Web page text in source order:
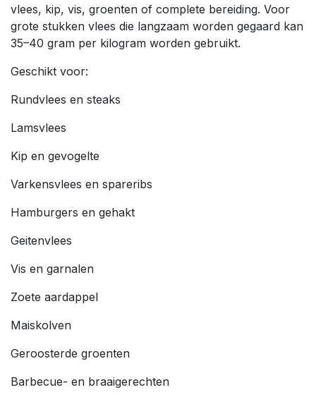
vlees, kip, vis, groenten of complete bereiding. Voor
grote stukken vlees die langzaam worden gegaard kan
35–40 gram per kilogram worden gebruikt.
Geschikt voor:
Rundvlees en steaks
Lamsvlees
Kip en gevogelte
Varkensvlees en spareribs
Hamburgers en gehakt
Geitenvlees
Vis en garnalen
Zoete aardappel
Maiskolven
Geroosterde groenten
Barbecue- en braaigerechten